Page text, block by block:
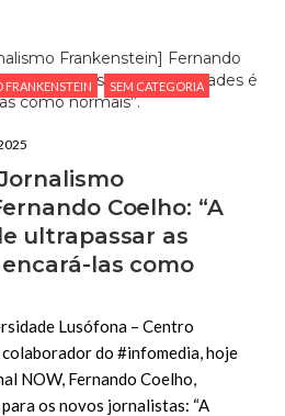
FRANKENSTEIN SEM CATEGORIA
Coelho: “A
ultrapassar as
las como
Lusófona – Centro
do #infomedia, hoje
NOW, Fernando Coelho,
os novos jornalistas: “A